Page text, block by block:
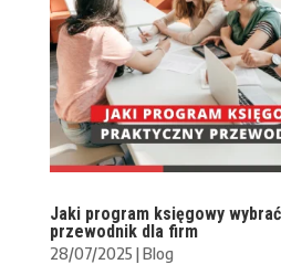
Jaki program księgowy
przewodnik dla firm
28/07/2025 |Blog